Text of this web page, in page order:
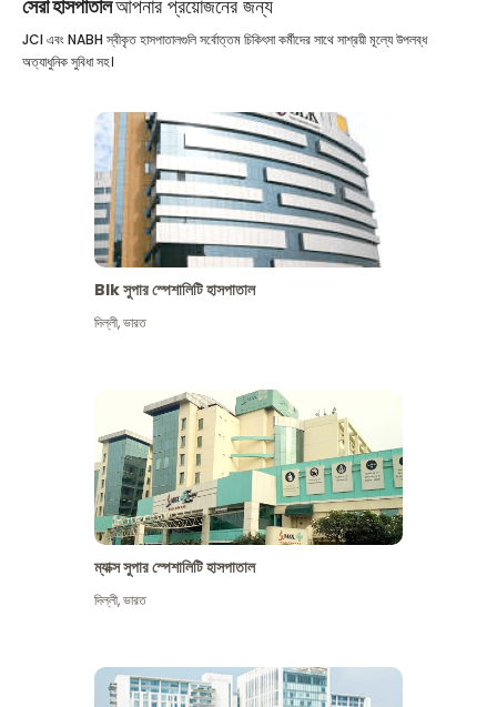
সেরা হাসপাতালআপনার প্রয়োজনের জন্য
JCI এবং NABH স্বীকৃত হাসপাতালগুলি সর্বোত্তম চিকিৎসা কর্মীদের সাথে সাশ্রয়ী মূল্যে উপলব্ধ
অত্যাধুনিক সুবিধা সহ।
Blk সুপার স্পেশালিটি হাসপাতাল
দিল্লী,ভারত
ম্যাক্স সুপার স্পেশালিটি হাসপাতাল
দিল্লী,ভারত